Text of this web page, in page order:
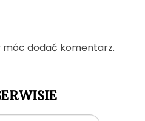
móc dodać komentarz.